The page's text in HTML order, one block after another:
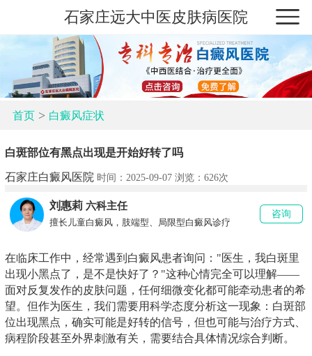
石家庄远大中医皮肤病医院
首页> 白癜风症状
白斑部位有黑点出现是开始好转了吗
石家庄白癜风医院 时间：2025-09-07 浏览： 626次
刘惠莉 六科主任
擅长儿童白癜风，肢端型、局限型白癜风诊疗
咨询
在临床工作中，经常遇到白癜风患者询问："医生，我白斑里
出现小黑点了，是不是快好了？"这种心情完全可以理解——
面对反复发作的皮肤问题，任何细微变化都可能牵动患者的希
望。但作为医生，我们需要用科学态度分析这一现象：白斑部
位出现黑点，确实可能是好转的信号，但也可能与治疗方式、
病程阶段甚至外界刺激有关，需要结合具体情况综合判断。